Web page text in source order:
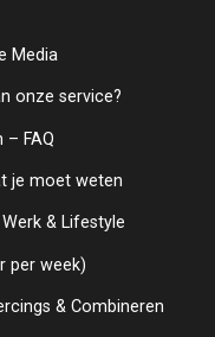
Media
onze service?
– FAQ
je moet weten
& Lifestyle
per week)
& Combineren